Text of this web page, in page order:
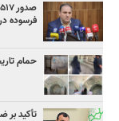
فرسوده
حمام
تأکید